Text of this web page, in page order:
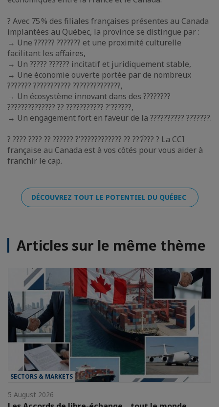
? Avec 75 % des filiales françaises présentes au Canada
implantées au Québec, la province se distingue par :
→ Une ?????? ??????? et une proximité culturelle
facilitant les affaires,
→ Un ????? ?????? incitatif et juridiquement stable,
→ Une économie ouverte portée par de nombreux
??????? ??????????? ??????????????,
→ Un écosystème innovant dans des ????????
?????????????? ?? ??????????? ?'??????,
→ Un engagement fort en faveur de la ?????????? ???????.
? ???? ???? ?? ?????? ?'???????????? ?? ???́??? ? La CCI
française au Canada est à vos côtés pour vous aider à
franchir le cap.
DÉCOUVREZ TOUT LE POTENTIEL DU QUÉBEC
Articles sur le même thème
SECTORS & MARKETS
5 August 2026